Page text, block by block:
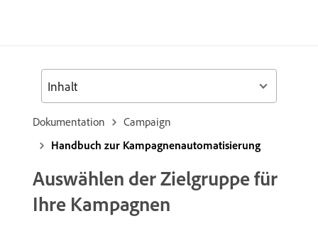
Dokumentation
Campaign
Handbuch zur Kampagnenautomatisierung
Auswählen der Zielgruppe für
Ihre Kampagnen
Inhalt